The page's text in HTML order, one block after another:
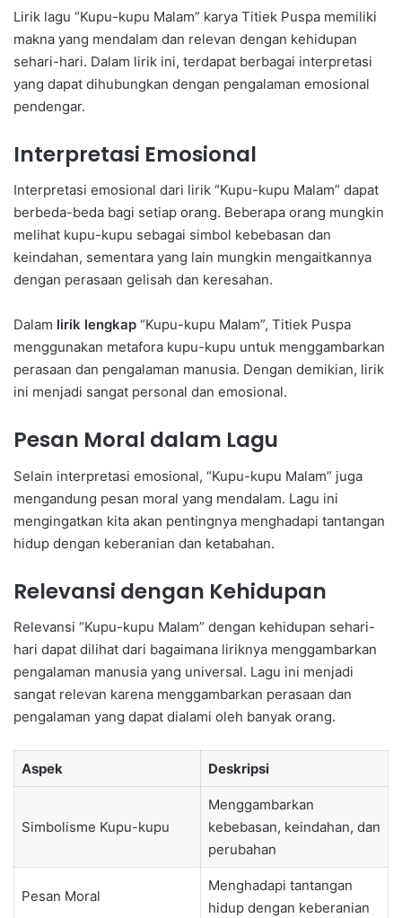
Lirik lagu “Kupu-kupu Malam” karya Titiek Puspa memiliki
makna yang mendalam dan relevan dengan kehidupan
sehari-hari. Dalam lirik ini, terdapat berbagai interpretasi
yang dapat dihubungkan dengan pengalaman emosional
pendengar.
Interpretasi Emosional
Interpretasi emosional dari lirik “Kupu-kupu Malam” dapat
berbeda-beda bagi setiap orang. Beberapa orang mungkin
melihat kupu-kupu sebagai simbol kebebasan dan
keindahan, sementara yang lain mungkin mengaitkannya
dengan perasaan gelisah dan keresahan.
Dalam lirik lengkap “Kupu-kupu Malam”, Titiek Puspa
menggunakan metafora kupu-kupu untuk menggambarkan
perasaan dan pengalaman manusia. Dengan demikian, lirik
ini menjadi sangat personal dan emosional.
Pesan Moral dalam Lagu
Selain interpretasi emosional, “Kupu-kupu Malam” juga
mengandung pesan moral yang mendalam. Lagu ini
mengingatkan kita akan pentingnya menghadapi tantangan
hidup dengan keberanian dan ketabahan.
Relevansi dengan Kehidupan
Relevansi “Kupu-kupu Malam” dengan kehidupan sehari-
hari dapat dilihat dari bagaimana liriknya menggambarkan
pengalaman manusia yang universal. Lagu ini menjadi
sangat relevan karena menggambarkan perasaan dan
pengalaman yang dapat dialami oleh banyak orang.
Aspek Deskripsi
Simbolisme Kupu-kupu
Menggambarkan
kebebasan, keindahan, dan
perubahan
Pesan Moral
Menghadapi tantangan
hidup dengan keberanian